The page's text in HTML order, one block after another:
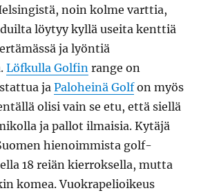
noin kolme varttia,
löytyy kyllä useita kenttiä
ja lyöntiä
Löfkulla Golfin range on
jaPaloheinä Golfon myös
olisi vain se etu, että siellä
ja pallot ilmaisia. Kytäjä
hienoimmista golf-
18 reiän kierroksella, mutta
komea. Vuokrapelioikeus